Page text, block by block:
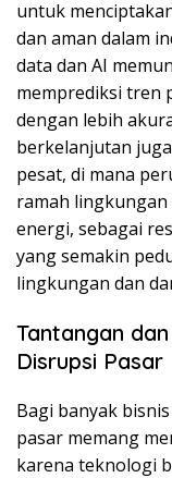
untuk
dan aman dalam
data dan AI
memprediksi tren
dengan lebih
berkelanjutan
pesat, di mana
ramah lingkungan
energi, sebagai
yang semakin
lingkungan dan
Tantangan
Disrupsi Pasar
Bagi banyak
pasar memang
karena teknologi